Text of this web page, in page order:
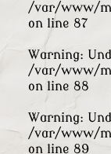
/var/www/
on line 87
Warning:
/var/www/
on line 88
Warning:
/var/www/
on line 89